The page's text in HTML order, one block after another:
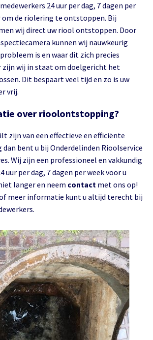
24 uur per dag, 7 dagen per
om de riolering te ontstoppen. Bij
wij direct uw riool ontstoppen. Door
kunnen wij nauwkeurig
is en waar dit zich precies
zijn wij in staat om doelgericht het
Dit bespaart veel tijd en zo is uw
vrij.
over rioolontstopping?
zijn van een effectieve en efficiënte
bent u bij Onderdelinden Rioolservice
Wij zijn een professioneel en vakkundig
uur per dag, 7 dagen per week voor u
langer en neem contact met ons op!
meer informatie kunt u altijd terecht bij